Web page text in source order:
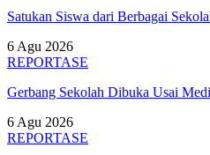
Satukan Siswa dari Berbagai
6 Agu 2026
REPORTASE
Gerbang Sekolah Dibuka Usai
6 Agu 2026
REPORTASE